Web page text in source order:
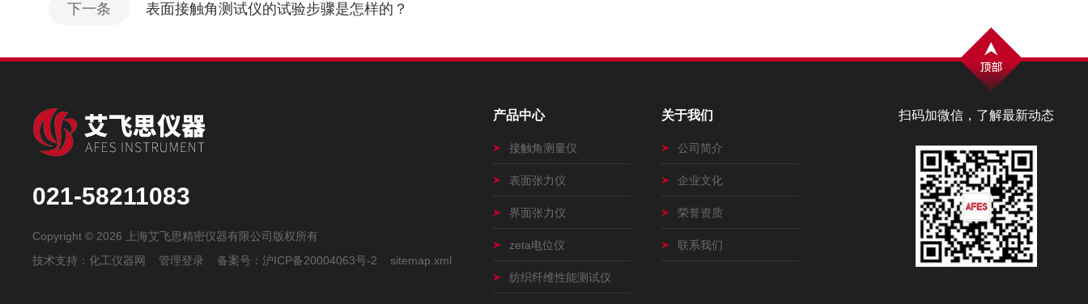
下一条 表面接触角测试仪的试验步骤是怎样的？
扫码加微信，了解最新动态
021-58211083
Copyright © 2026 上海艾飞思精密仪器有限公司版权所有
技术支持：化工仪器网 管理登录 备案号：沪ICP备20004063号-2 sitemap.xml
产品中心
接触角测量仪
表面张力仪
界面张力仪
zeta电位仪
纺织纤维性能测试仪
关于我们
公司简介
企业文化
荣誉资质
联系我们